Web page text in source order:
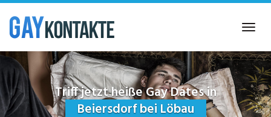
Skip
main
content
Triff jetzt heiße Gay Dates in
Beiersdorf bei Löbau